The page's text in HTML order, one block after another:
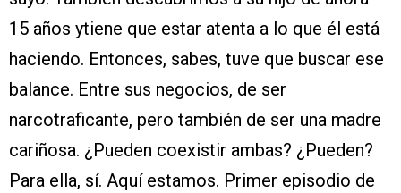
15 años ytiene que estar atenta a lo que él está
haciendo. Entonces, sabes, tuve que buscar ese
balance. Entre sus negocios, de ser
narcotraficante, pero también de ser una madre
cariñosa. ¿Pueden coexistir ambas? ¿Pueden?
Para ella, sí. Aquí estamos. Primer episodio de